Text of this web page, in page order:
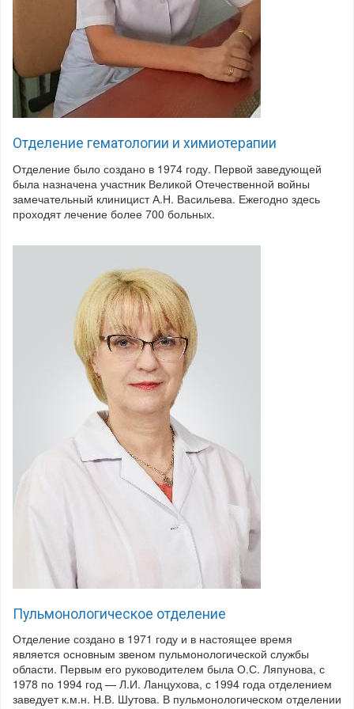
Отделение гематологии и химиотерапии
Отделение было создано в 1974 году. Первой заведующей
была назначена участник Великой Отечественной войны
замечательный клиницист А.Н. Васильева. Ежегодно здесь
проходят лечение более 700 больных.
Пульмонологическое отделение
Отделение создано в 1971 году и в настоящее время
является основным звеном пульмонологической службы
области. Первым его руководителем была О.С. Ляпунова, с
1978 по 1994 год — Л.И. Ланцухова, с 1994 года отделени­ем
заведует к.м.н. Н.В. Шутова. В пульмонологическом отделении